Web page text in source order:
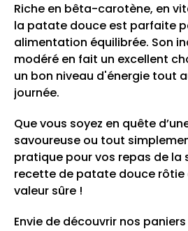
Riche en bêta-carotène, en
la patate douce est parfaite
alimentation équilibrée. Son
modéré en fait un excellent
un bon niveau d'énergie tout
journée.
Que vous soyez en quête
savoureuse ou tout
pratique pour vos repas de la
recette de patate douce rôtie
valeur sûre !
Envie de découvrir nos paniers